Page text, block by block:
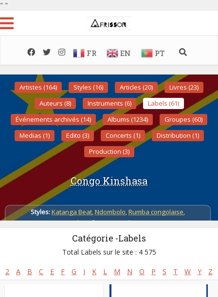
" "
FR EN PT
Artistes (164) Styles (16) Articles (20)
Livres (23)
Auteurs (8)
Instruments (6)
Labels (61)
Événements archivés (14)
Albums (1234)
Groupes (60)
Medias (1)
Edito (3) Concerts (1)
Distribution (1)
Production (3)
Congo Kinshasa
Styles:Katanga Beat,Ndombolo,Rumba congolaise,
Salsa africaine,Soukouss
Catégorie -Labels
Total Labels sur le site : 4 575
2 A B C E F G I K L M N O P S T W Y Z